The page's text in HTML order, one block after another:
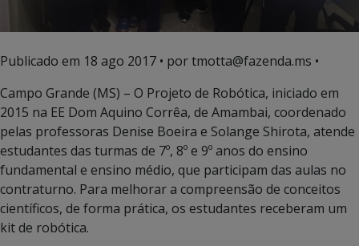
Publicado em 18 ago 2017 • por tmotta@fazenda.ms •
Campo Grande (MS) – O Projeto de Robótica, iniciado em
2015 na EE Dom Aquino Corrêa, de Amambai, coordenado
pelas professoras Denise Boeira e Solange Shirota, atende
estudantes das turmas de 7º, 8º e 9º anos do ensino
fundamental e ensino médio, que participam das aulas no
contraturno. Para melhorar a compreensão de conceitos
científicos, de forma prática, os estudantes receberam um
kit de robótica.